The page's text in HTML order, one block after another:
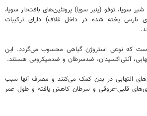
سویا، توفو (پنیر سویا) پروتئین‌های بافت‌دار سویا،
نارس پخته شده در داخل غلاف) دارای ترکیبات
که نوعی استروژن گیاهی محسوب می‌گردد. این
آنتی‌اکسیدان، ضدسرطان و ضدمیکروبی هستند.
التهابی در بدن کمک می‌کنند و مصرف آنها سبب
قلبی-عروقی و سرطان‌ کاهش یافته و طول عمر